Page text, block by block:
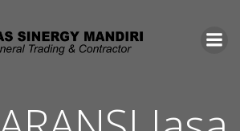
to
content